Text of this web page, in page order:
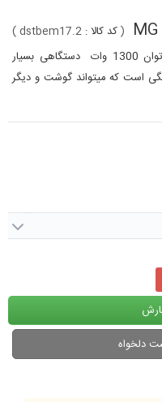
(کد کالا : dstbem17.2
)
چرخ گوشت TBCO مدل MG -1800 با توان 1300 وات دستگاهی بسیار
است که میتواند گوشت و دیگر
دلخواه